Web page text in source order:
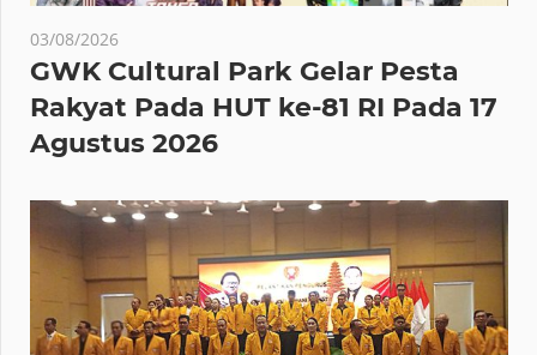
03/08/2026
GWK Cultural Park Gelar Pesta
Rakyat Pada HUT ke-81 RI Pada 17
Agustus 2026